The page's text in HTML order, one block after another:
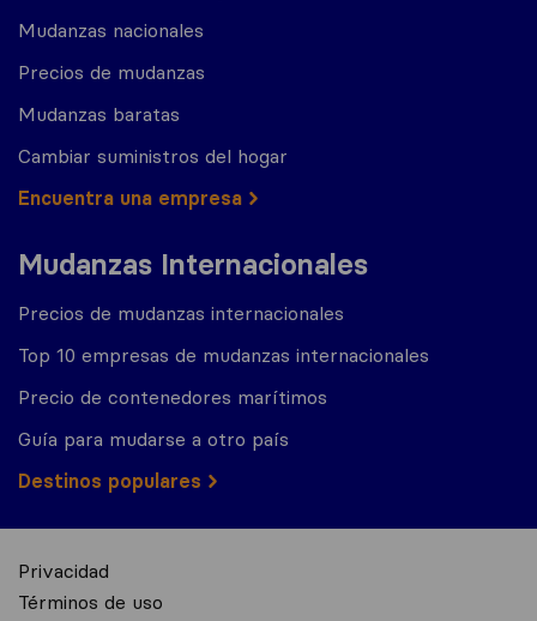
Mudanzas nacionales
Precios de mudanzas
Mudanzas baratas
Cambiar suministros del hogar
Encuentra una empresa
Mudanzas Internacionales
Precios de mudanzas internacionales
Top 10 empresas de mudanzas internacionales
Precio de contenedores marítimos
Guía para mudarse a otro país
Destinos populares
Privacidad
Términos de uso